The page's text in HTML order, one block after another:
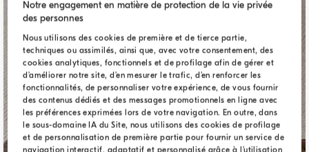
Notre engagement en matière de protection de la vie privée
des personnes
Nous utilisons des cookies de première et de tierce partie,
techniques ou assimilés, ainsi que, avec votre consentement, des
cookies analytiques, fonctionnels et de profilage afin de gérer et
d’améliorer notre site, d’en mesurer le trafic, d’en renforcer les
fonctionnalités, de personnaliser votre expérience, de vous fournir
des contenus dédiés et des messages promotionnels en ligne avec
les préférences exprimées lors de votre navigation. En outre, dans
le sous-domaine IA du Site, nous utilisons des cookies de profilage
et de personnalisation de première partie pour fournir un service de
navigation interactif, adaptatif et personnalisé grâce à l’utilisation